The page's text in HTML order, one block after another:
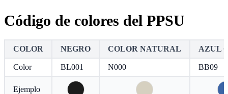
Código de colores del PPSU
COLOR NEGRO COLOR NATURAL AZUL
Color BL001 N000 BB09
Ejemplo